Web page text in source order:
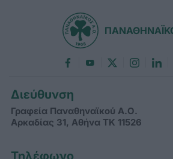
Διεύθυνση
Γραφεία Παναθηναϊκού Α.Ο.
Αρκαδίας 31, Αθήνα ΤΚ 11526